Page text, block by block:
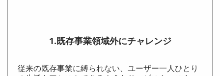
1.既存事業領域外にチャレンジ
従来の既存事業に縛られない、ユーザー一人ひとり